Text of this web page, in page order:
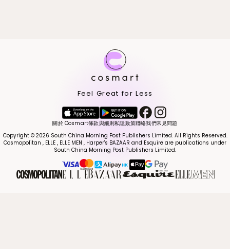
Feel Great for Less
關於 Cosmart條款與細則私隱政策聯絡我們常見問題
Copyright © 2026 South China Morning Post Publishers Limited. All Rights Reserved.
Cosmopolitan , ELLE , ELLE MEN , Harper's BAZAAR and Esquire are publications under
South China Morning Post Publishers Limited.